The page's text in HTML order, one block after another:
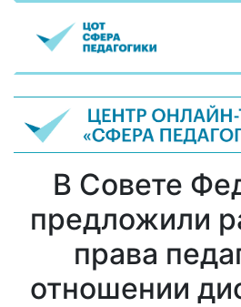
В Совете
предложили
права
отношении